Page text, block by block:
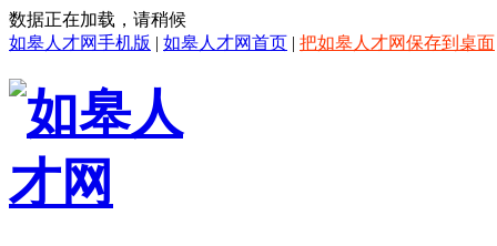
数据正在加载，请稍候
如皋人才网手机版 | 如皋人才网首页 | 把如皋人才网保存到桌面